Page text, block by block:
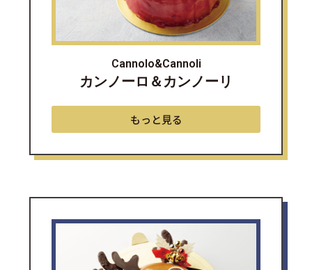
Cannolo&Cannoli
カンノーロ＆カンノーリ
もっと見る